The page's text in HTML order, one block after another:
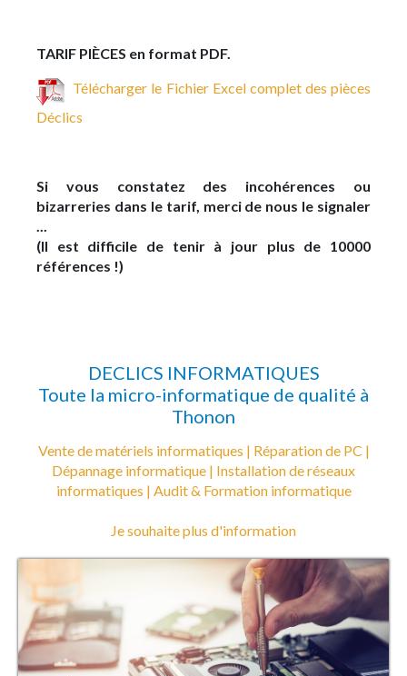
TARIF PIÈCES en format PDF.
Télécharger le Fichier Excel complet des pièces
Déclics
Si vous constatez des incohérences ou
bizarreries dans le tarif, merci de nous le signaler
...
(Il est difficile de tenir à jour plus de 10000
références !)
DECLICS INFORMATIQUES
Toute la micro-informatique de qualité à
Thonon
Vente de matériels informatiques | Réparation de PC |
Dépannage informatique | Installation de réseaux
informatiques | Audit & Formation informatique
Je souhaite plus d'information